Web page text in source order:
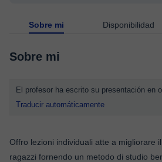
Sobre mi Disponibilidad
Sobre mi
El profesor ha escrito su presentación en
Traducir automáticamente
Offro lezioni individuali atte a migliorare
ragazzi fornendo un metodo di studio